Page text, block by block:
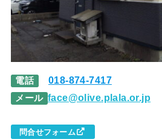
電話 018-874-7417
メール face@olive.plala.or.jp
問合せフォーム